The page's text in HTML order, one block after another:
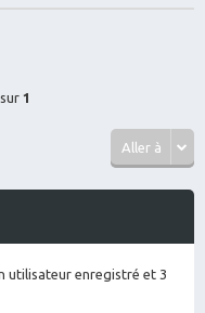
sur 1
Aller à
utilisateur enregistré et 3